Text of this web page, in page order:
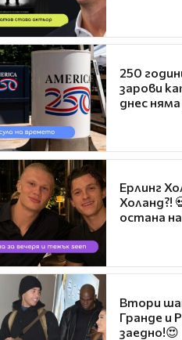
250
зарови
днес
Ерлинг
Холанд?!
остана
Втори
Гранде и
заедно!😍